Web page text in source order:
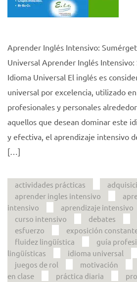
Aprender Inglés Intensivo:
Universal Aprender Inglés
Idioma Universal El inglés es
universal por excelencia, utilizado
profesionales y personales
aquellos que desean dominar este
y efectiva, el aprendizaje intensivo
[…]
actividades prácticas
aprender ingles intensivo
intensivo
aprendizaje intensivo
curso intensivo
debates
esfuerzo
exposición
fluidez lingüística
guía
lingüísticas
idioma universal
juegos de rol
motivación
en clase
práctica diaria